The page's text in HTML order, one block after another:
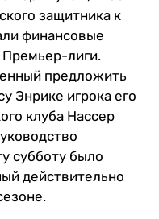
защитника к
финансовые
Премьер-лиги.
предложить
Энрике игрока его
клуба Нассер
субботу было
действительно